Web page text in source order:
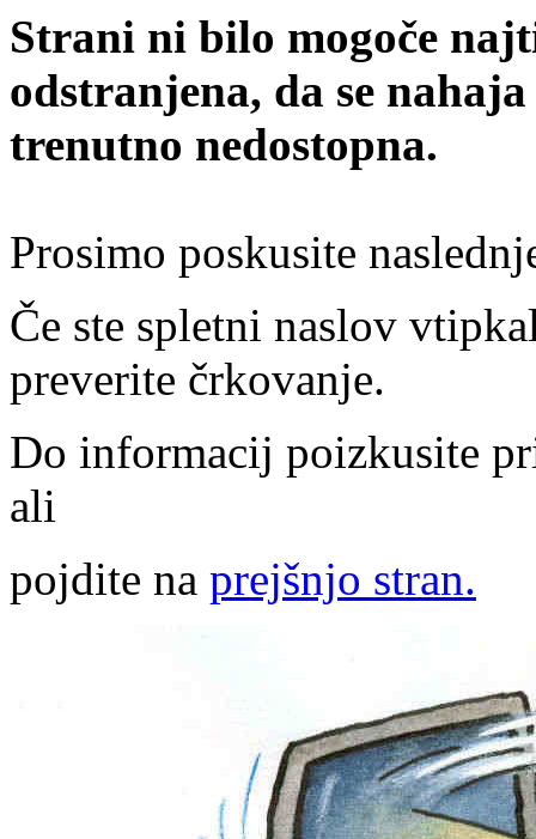
Strani ni bilo mogoče
odstranjena, da se
trenutno nedostopna.
Prosimo poskusite
Če ste spletni naslov
preverite črkovanje.
Do informacij poizkusite
ali
pojdite na prejšnjo stran.